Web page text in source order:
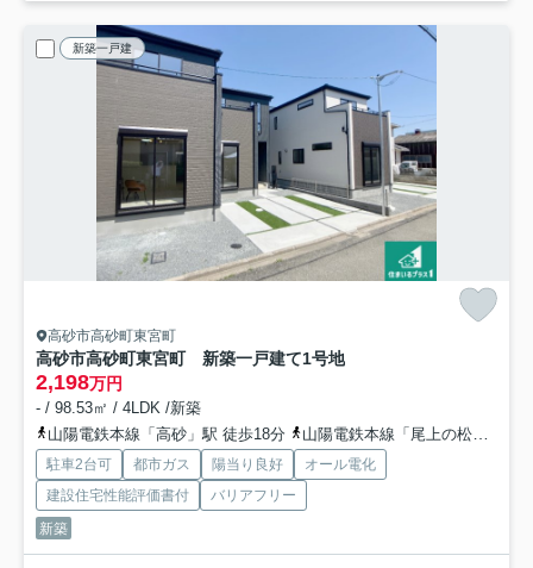
新築一戸建
高砂市高砂町東宮町
高砂市高砂町東宮町 新築一戸建て1号地
2,198万円
- / 98.53㎡ / 4LDK /新築
山陽電鉄本線「高砂」駅 徒歩18分
山陽電鉄本線「尾上の松」駅 徒歩32分
駐車2台可 都市ガス 陽当り良好
オール電化
建設住宅性能評価書付
バリアフリー
新築